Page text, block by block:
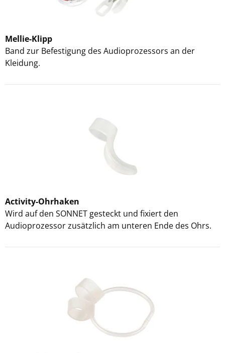
Mellie-Klipp
Band zur Befestigung des Audioprozessors an der
Kleidung.
Activity-Ohrhaken
Wird auf den SONNET gesteckt und fixiert den
Audioprozessor zusätzlich am unteren Ende des Ohrs.